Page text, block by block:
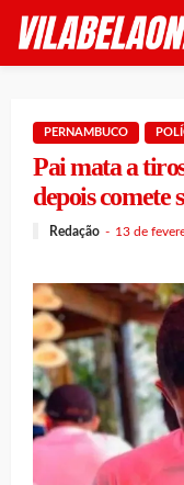
PERNAMBUCO
Pai mata a
depois comete
Redação 13 de